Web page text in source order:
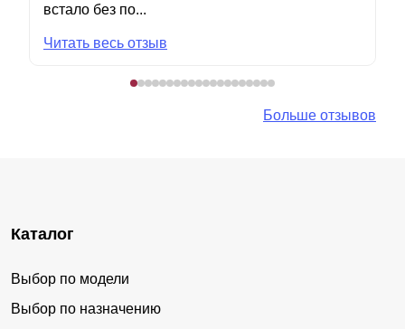
встало без по...
Читать весь отзыв
Больше отзывов
Каталог
Выбор по модели
Выбор по назначению